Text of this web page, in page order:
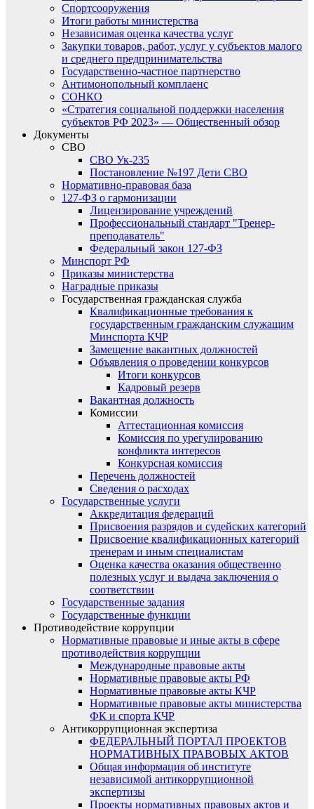
Спортсооружения
Итоги работы министерства
Независимая оценка качества услуг
Закупки товаров, работ, услуг у субъектов малого
и среднего предпринимательства
Государственно-частное партнерство
Антимонопольный комплаенс
СОНКО
«Стратегия социальной поддержки населения
субъектов РФ 2023» — Общественный обзор
Документы
СВО
СВО Ук-235
Постановление №197 Дети СВО
Нормативно-правовая база
127-ФЗ о гармонизации
Лицензирование учреждений
Профессиональный стандарт "Тренер-
преподаватель"
Федеральный закон 127-ФЗ
Минспорт РФ
Приказы министерства
Наградные приказы
Государственная гражданская служба
Квалификационные требования к
государственным гражданским служащим
Минспорта КЧР
Замещение вакантных должностей
Объявления о проведении конкурсов
Итоги конкурсов
Кадровый резерв
Вакантная должность
Комиссии
Аттестационная комиссия
Комиссия по урегулированию
конфликта интересов
Конкурсная комиссия
Перечень должностей
Сведения о расходах
Государственные услуги
Аккредитация федераций
Присвоения разрядов и судейских категорий
Присвоение квалификационных категорий
тренерам и иным специалистам
Оценка качества оказания общественно
полезных услуг и выдача заключения о
соответствии
Государственные задания
Государственные функции
Противодействие коррупции
Нормативные правовые и иные акты в сфере
противодействия коррупции
Международные правовые акты
Нормативные правовые акты РФ
Нормативные правовые акты КЧР
Нормативные правовые акты министерства
ФК и спорта КЧР
Антикоррупционная экспертиза
ФЕДЕРАЛЬНЫЙ ПОРТАЛ ПРОЕКТОВ
НОРМАТИВНЫХ ПРАВОВЫХ АКТОВ
Общая информация об институте
независимой антикоррупционной
экспертизы
Проекты нормативных правовых актов и